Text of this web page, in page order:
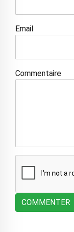
Email
Commentaire
COMMENTER